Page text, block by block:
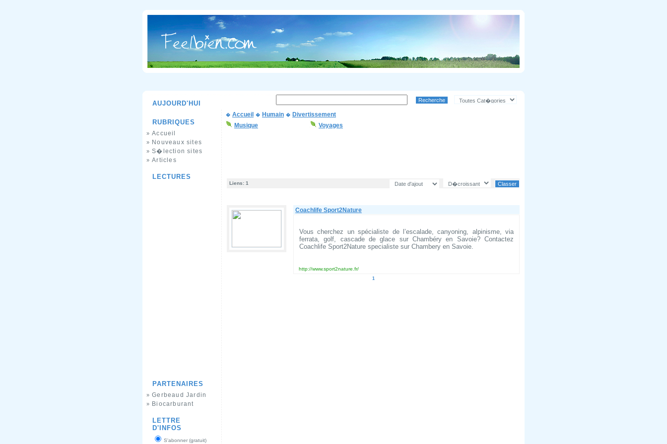
AUJOURD'HUI
RUBRIQUES
» Accueil
» Nouveaux sites
» S�lection sites
» Articles
LECTURES
PARTENAIRES
» Gerbeaud Jardin
» Biocarburant
LETTRE
D'INFOS
S'abonner (gratuit)
� Accueil � Humain � Divertissement
Musique
Voyages
Liens: 1
Coachlife Sport2Nature
Vous cherchez un spécialiste de l’escalade, canyoning, alpinisme, via
ferrata, golf, cascade de glace sur Chambéry en Savoie? Contactez
Coachlife Sport2Nature specialiste sur Chambery en Savoie.
http://www.sport2nature.fr/
1